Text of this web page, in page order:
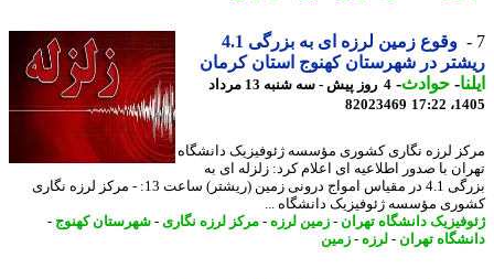
وقوع زمین لرزه ای به بزرگی 4.1
در شهرستان کهنوج استان کرمان
-حوادث -
4 روز پیش - سه شنبه 13 مرداد
82023469
لرزه نگاری کشوری مؤسسه ژئوفیزیک دانشگاه
با صدور اطلاعیه ای اعلام کرد: زلزله ای به
بزرگی 4.1 در مقیاس امواج درونی زمین (ریشتر) ساعت 13: - مرکز لرزه نگاری
مؤسسه ژئوفیزیک دانشگاه ...
دانشگاه تهران- زمین لرزه - مرکز لرزه نگاری- شهرستان کهنوج-
تهران- لرزه - زمین